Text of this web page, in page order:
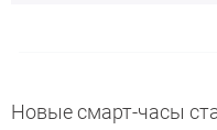
Новые смарт-часы